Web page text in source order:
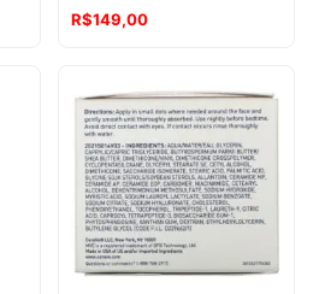
R$149,00